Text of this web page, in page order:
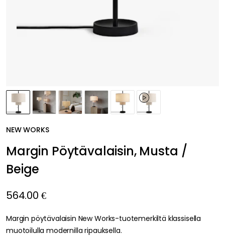
NEW WORKS
Margin Pöytävalaisin, Musta /
Beige
564.00 €
Margin pöytävalaisin New Works-tuotemerkiltä klassisella
muotoilulla modernilla ripauksella.